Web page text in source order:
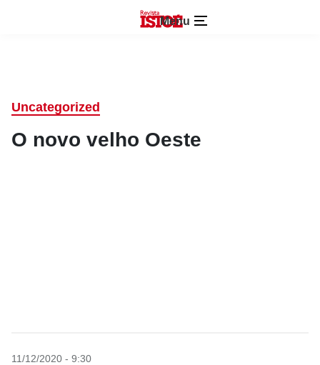
Menu
Uncategorized
O novo velho Oeste
11/12/2020 - 9:30